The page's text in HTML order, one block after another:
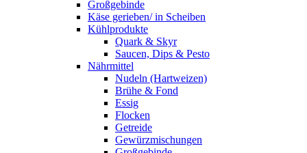
Großgebinde
Käse gerieben/ in Scheiben
Kühlprodukte
Quark & Skyr
Saucen, Dips & Pesto
Nährmittel
Nudeln (Hartweizen)
Brühe & Fond
Essig
Flocken
Getreide
Gewürzmischungen